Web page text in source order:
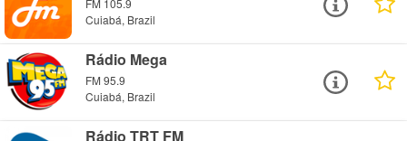
FM 105.9
Cuiabá, Brazil
Rádio Mega
FM 95.9
Cuiabá, Brazil
Rádio TRT FM